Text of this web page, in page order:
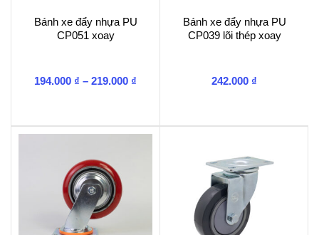
Bánh xe đẩy nhựa PU
CP051 xoay
194.000 ₫ – 219.000 ₫
đến
Bánh xe đẩy nhựa PU
CP039 lõi thép xoay
242.000 ₫